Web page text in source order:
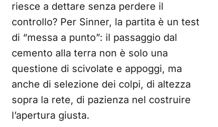
riesce a dettare senza perdere il
controllo? Per Sinner, la partita è un test
di “messa a punto”: il passaggio dal
cemento alla terra non è solo una
questione di scivolate e appoggi, ma
anche di selezione dei colpi, di altezza
sopra la rete, di pazienza nel costruire
l’apertura giusta.